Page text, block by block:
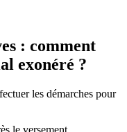
: comment
exonéré ?
les démarches pour